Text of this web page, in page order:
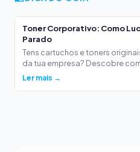
Toner Corporativo: Como
Parado
Tens cartuchos e toners
da tua empresa? Descobre
Ler mais →